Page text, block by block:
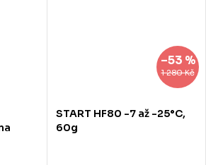
1 280 Kč
–53 %
START HF80 -7 až -25°C,
60g